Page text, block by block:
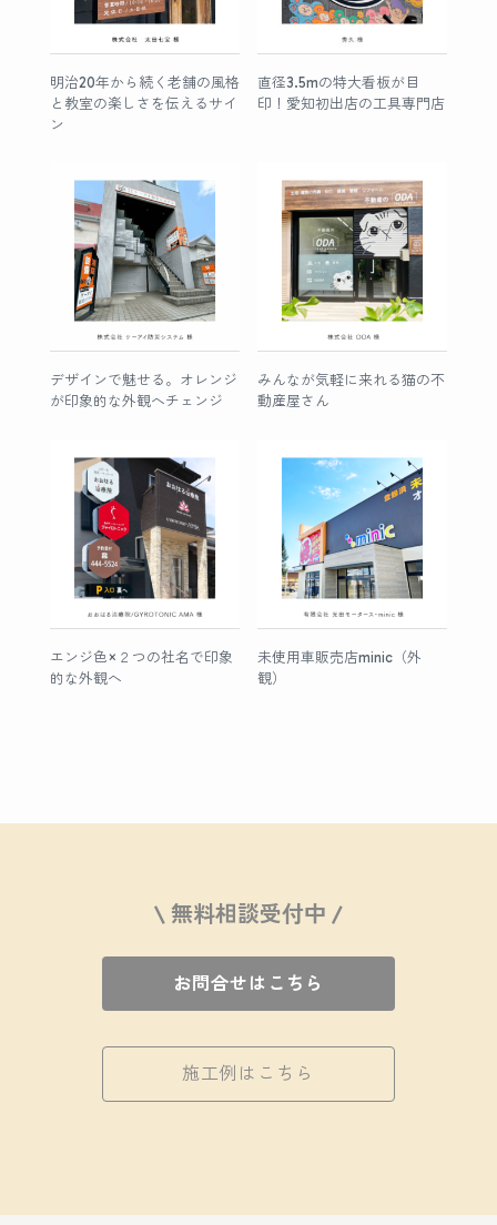
明治20年から続く老舗の風格
と教室の楽しさを伝えるサイ
ン
直径3.5mの特大看板が目
印！愛知初出店の工具専門店
デザインで魅せる。オレンジ
が印象的な外観へチェンジ
みんなが気軽に来れる猫の不
動産屋さん
エンジ色×２つの社名で印象
的な外観へ
未使用車販売店minic（外
観）
\ 無料相談受付中 /
お問合せはこちら
施工例はこちら